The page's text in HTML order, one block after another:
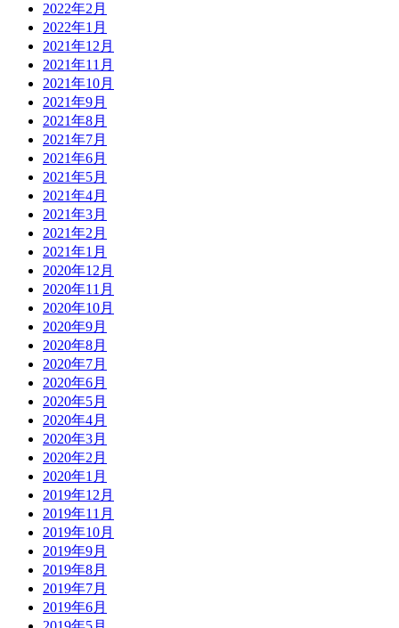
2022年2月
2022年1月
2021年12月
2021年11月
2021年10月
2021年9月
2021年8月
2021年7月
2021年6月
2021年5月
2021年4月
2021年3月
2021年2月
2021年1月
2020年12月
2020年11月
2020年10月
2020年9月
2020年8月
2020年7月
2020年6月
2020年5月
2020年4月
2020年3月
2020年2月
2020年1月
2019年12月
2019年11月
2019年10月
2019年9月
2019年8月
2019年7月
2019年6月